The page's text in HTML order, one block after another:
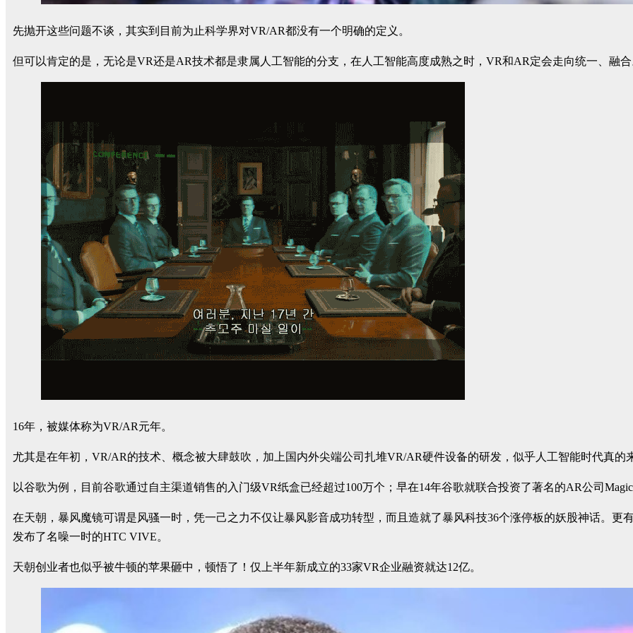
先抛开这些问题不谈，其实到目前为止科学界对VR/AR都没有一个明确的定义。
但可以肯定的是，无论是VR还是AR技术都是隶属人工智能的分支，在人工智能高度成熟之时，VR和AR定会走向统一、融
16年，被媒体称为VR/AR元年。
尤其是在年初，VR/AR的技术、概念被大肆鼓吹，加上国内外尖端公司扎堆VR/AR硬件设备的研发，似乎人工智能时代真的
以谷歌为例，目前谷歌通过自主渠道销售的入门级VR纸盒已经超过100万个；早在14年谷歌就联合投资了著名的AR公司
在天朝，暴风魔镜可谓是风骚一时，凭一己之力不仅让暴风影音成功转型，而且造就了暴风科技36个涨停板的妖股神话。更
发布了名噪一时的HTC VIVE。
天朝创业者也似乎被牛顿的苹果砸中，顿悟了！仅上半年新成立的33家VR企业融资就达12亿。